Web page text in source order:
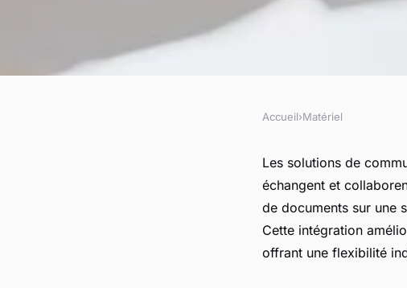
Des solutions de
unifiées pour
Accueil›Matériel
Les solutions de
échangent et
de documents sur une
Cette intégration
offrant une flexibilité